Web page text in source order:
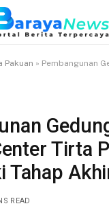
Pakuan » Pembangunan Gedung Training
Tirta
Tahap
READ